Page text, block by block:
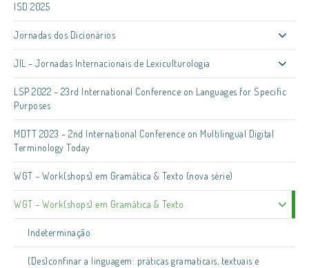
ISD 2025
Jornadas dos Dicionários
JIL – Jornadas Internacionais de Lexiculturologia
LSP 2022 – 23rd International Conference on Languages for Specific
Purposes
MDTT 2023 – 2nd International Conference on Multilingual Digital
Terminology Today
WGT – Work(shops) em Gramática & Texto (nova série)
WGT – Work(shops) em Gramática & Texto
Indeterminação
(Des)confinar a linguagem: práticas gramaticais, textuais e